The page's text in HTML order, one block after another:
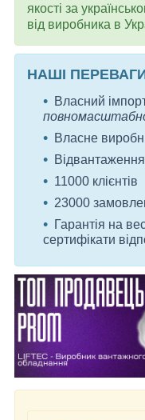
якості за
від виробника в
НАШІ
Власний
Власне
11000 клієнтів
23000
Гарантія на
сертифікати